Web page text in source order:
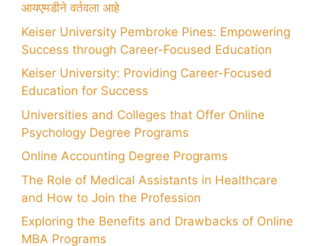
आयएमडीने वर्तवला आहे
Keiser University Pembroke Pines: Empowering
Success through Career-Focused Education
Keiser University: Providing Career-Focused
Education for Success
Universities and Colleges that Offer Online
Psychology Degree Programs
Online Accounting Degree Programs
The Role of Medical Assistants in Healthcare
and How to Join the Profession
Exploring the Benefits and Drawbacks of Online
MBA Programs